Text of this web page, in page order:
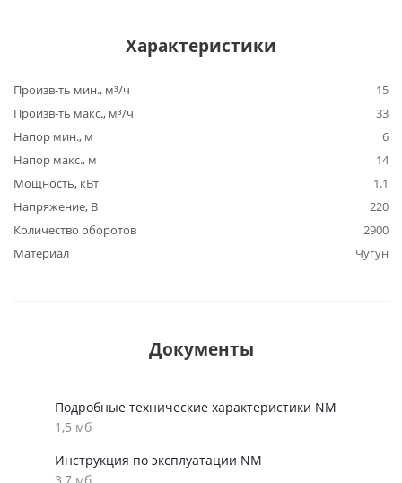
Характеристики
Произв-ть мин., м³/ч
15
Произв-ть макс., м³/ч
33
Напор мин., м
6
Напор макс., м
14
Мощность, кВт
1.1
Напряжение, В
220
Количество оборотов
2900
Материал
Чугун
Документы
Подробные технические характеристики NM
1,5 мб
Инструкция по эксплуатации NM